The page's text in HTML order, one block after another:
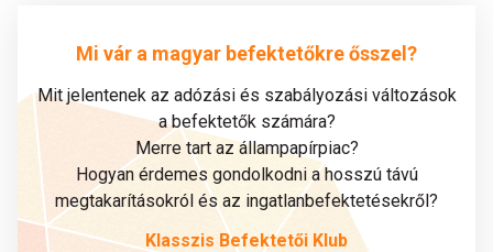
Mi vár a magyar befektetőkre ősszel?
Mit jelentenek az adózási és szabályozási változások
a befektetők számára?
Merre tart az állampapírpiac?
Hogyan érdemes gondolkodni a hosszú távú
megtakarításokról és az ingatlanbefektetésekről?
Klasszis Befektetői Klub